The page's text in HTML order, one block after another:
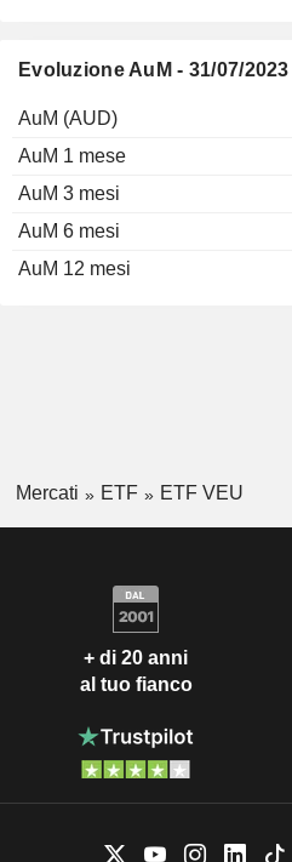
Evoluzione AuM - 31/07/2023
AuM (AUD)
AuM 1 mese
AuM 3 mesi
AuM 6 mesi
AuM 12 mesi
Mercati ETF ETF VEU
+ di 20 anni
al tuo fianco